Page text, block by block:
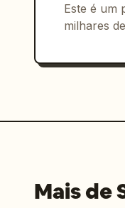
Este é um
milhares
Mais de